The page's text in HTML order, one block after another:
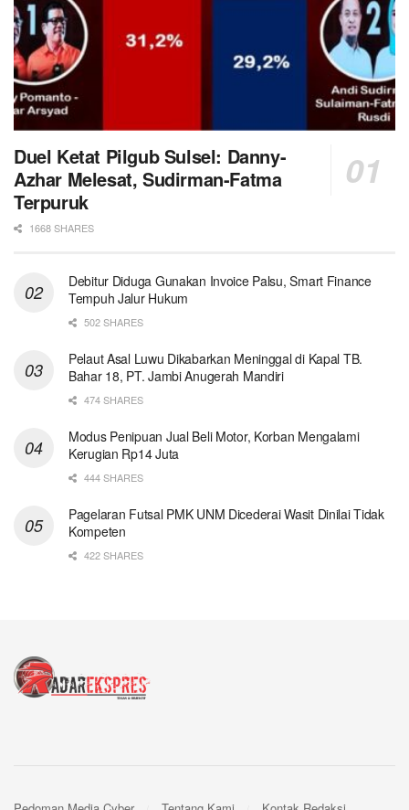
Duel Ketat Pilgub Sulsel: Danny-
Azhar Melesat, Sudirman-Fatma
Terpuruk
1668 SHARES
Debitur Diduga Gunakan Invoice Palsu, Smart Finance
Tempuh Jalur Hukum
502 SHARES
Pelaut Asal Luwu Dikabarkan Meninggal di Kapal TB.
Bahar 18, PT. Jambi Anugerah Mandiri
474 SHARES
Modus Penipuan Jual Beli Motor, Korban Mengalami
Kerugian Rp14 Juta
444 SHARES
Pagelaran Futsal PMK UNM Dicederai Wasit Dinilai Tidak
Kompeten
422 SHARES